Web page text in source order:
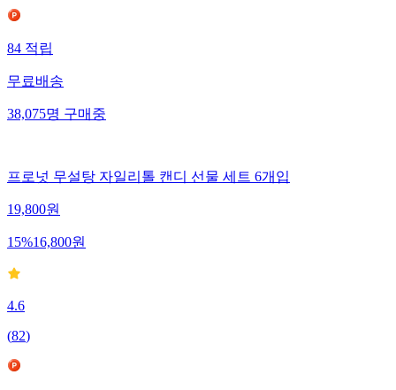
84적립
무료배송
38,075명구매중
프로넛 무설탕 자일리톨 캔디 선물 세트 6개입
19,800원
15%16,800원
4.6
(82)